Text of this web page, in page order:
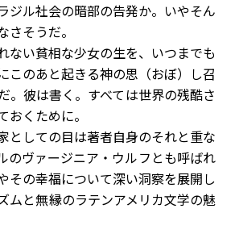
ジル社会の暗部の告発か。いやそん
さそうだ。
ない貧相な少女の生を、いつまでも
このあと起きる神の思（おぼ）し召
。彼は書く。すべては世界の残酷さ
おくために。
としての目は著者自身のそれと重な
のヴァージニア・ウルフとも呼ばれ
その幸福について深い洞察を展開し
ムと無縁のラテンアメリカ文学の魅